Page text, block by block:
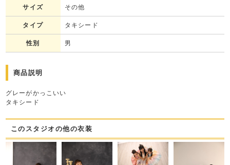
サイズ その他
タイプ タキシード
性別 男
商品説明
グレーがかっこいい
タキシード
このスタジオの他の衣装